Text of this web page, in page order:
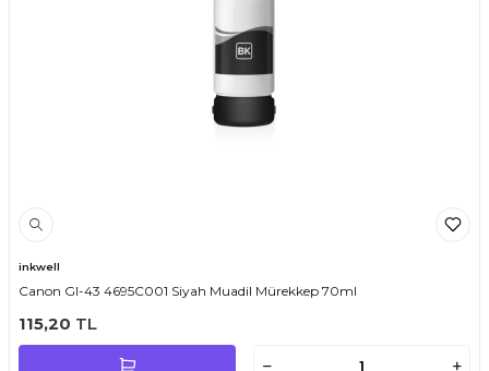
inkwell
Canon GI-43 4695C001 Siyah Muadil Mürekkep 70ml
115,20 TL